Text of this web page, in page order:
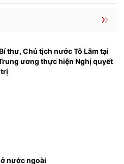
thư, Chủ tịch nước Tô Lâm tại
ương thực hiện Nghị quyết
nước ngoài